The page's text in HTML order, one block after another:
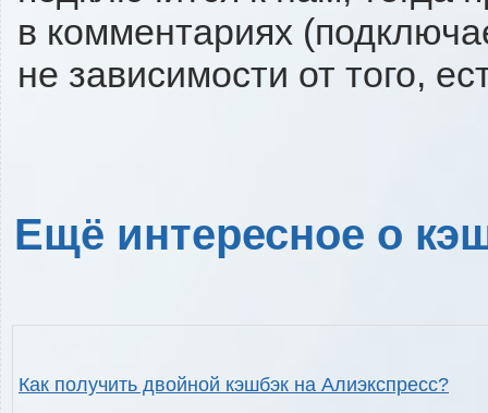
в комментариях
не зависимости от того,
Ещё интересное о
Как получить двойной кэшбэк на Алиэкспресс?